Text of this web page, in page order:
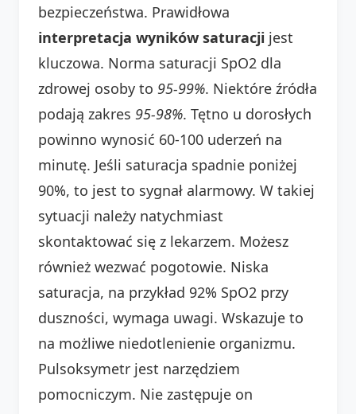
bezpieczeństwa. Prawidłowa
interpretacja wyników saturacji jest
kluczowa. Norma saturacji SpO2 dla
zdrowej osoby to 95-99%. Niektóre źródła
podają zakres 95-98%. Tętno u dorosłych
powinno wynosić 60-100 uderzeń na
minutę. Jeśli saturacja spadnie poniżej
90%, to jest to sygnał alarmowy. W takiej
sytuacji należy natychmiast
skontaktować się z lekarzem. Możesz
również wezwać pogotowie. Niska
saturacja, na przykład 92% SpO2 przy
duszności, wymaga uwagi. Wskazuje to
na możliwe niedotlenienie organizmu.
Pulsoksymetr jest narzędziem
pomocniczym. Nie zastępuje on